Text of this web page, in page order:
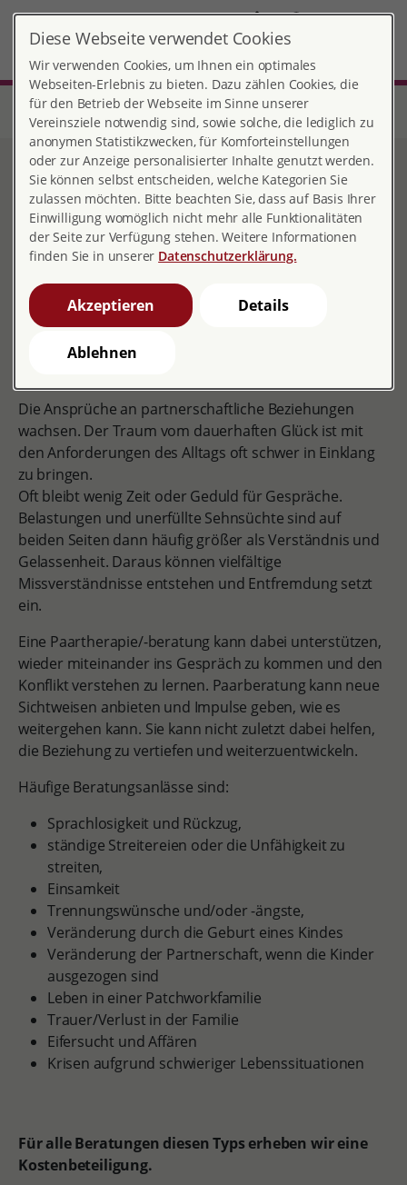
DE
Start Niedersachsen
Beratungsstelle Stade
Partnerschaftsberatung
Paarberatung
Eine Beziehung beginnt häufig glücklich verliebt, voller
Optimismus und in dem Glauben, nichts könne dieser
Liebe etwas anhaben. In der Dynamik einer
langjährigen Partnerschaft dagegen erfährt jedes Paar
zwangsläufig Höhen und Tiefen und sieht sich vielen
Die Ansprüche an partnerschaftliche Beziehungen
wachsen. Der Traum vom dauerhaften Glück ist mit
den Anforderungen des Alltags oft schwer in Einklang
zu bringen.
Oft bleibt wenig Zeit oder Geduld für Gespräche.
Belastungen und unerfüllte Sehnsüchte sind auf
beiden Seiten dann häufig größer als Verständnis und
Gelassenheit. Daraus können vielfältige
Missverständnisse entstehen und Entfremdung setzt
ein.
Eine Paartherapie/-beratung kann dabei unterstützen,
wieder miteinander ins Gespräch zu kommen und den
Konflikt verstehen zu lernen. Paarberatung kann neue
Sichtweisen anbieten und Impulse geben, wie es
weitergehen kann. Sie kann nicht zuletzt dabei helfen,
die Beziehung zu vertiefen und weiterzuentwickeln.
Häufige Beratungsanlässe sind:
Sprachlosigkeit und Rückzug,
ständige Streitereien oder die Unfähigkeit zu
streiten,
Einsamkeit
Trennungswünsche und/oder -ängste,
Veränderung durch die Geburt eines Kindes
Veränderung der Partnerschaft, wenn die Kinder
ausgezogen sind
Leben in einer Patchworkfamilie
Trauer/Verlust in der Familie
Eifersucht und Affären
Krisen aufgrund schwieriger Lebenssituationen
Für alle Beratungen diesen Typs erheben wir eine
Kostenbeteiligung.
Diese Webseite verwendet Cookies
Wir verwenden Cookies, um Ihnen ein optimales
Webseiten-Erlebnis zu bieten. Dazu zählen Cookies, die
für den Betrieb der Webseite im Sinne unserer
Vereinsziele notwendig sind, sowie solche, die lediglich zu
anonymen Statistikzwecken, für Komforteinstellungen
oder zur Anzeige personalisierter Inhalte genutzt werden.
Sie können selbst entscheiden, welche Kategorien Sie
zulassen möchten. Bitte beachten Sie, dass auf Basis Ihrer
Einwilligung womöglich nicht mehr alle Funktionalitäten
der Seite zur Verfügung stehen. Weitere Informationen
finden Sie in unserer Datenschutzerklärung.
Akzeptieren Details
Ablehnen